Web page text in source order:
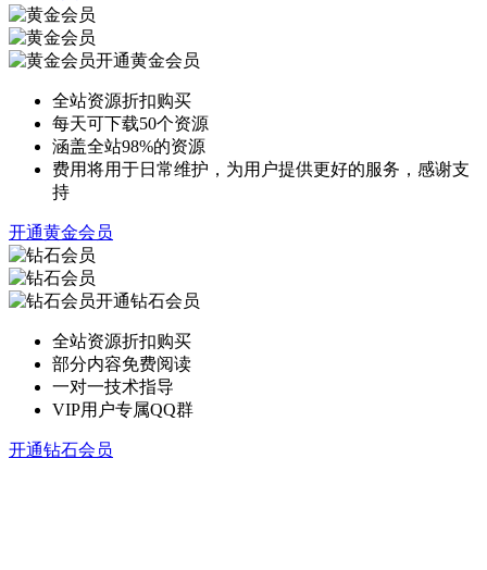
开通黄金会员
全站资源折扣购买
每天可下载50个资源
涵盖全站98%的资源
费用将用于日常维护，为用户提供更好的服务，感谢支
持
开通黄金会员
开通钻石会员
全站资源折扣购买
部分内容免费阅读
一对一技术指导
VIP用户专属QQ群
开通钻石会员